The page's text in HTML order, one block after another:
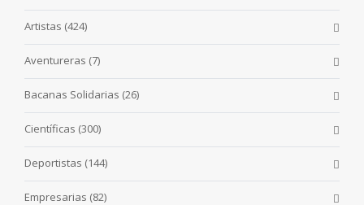
Artistas (424)
Aventureras (7)
Bacanas Solidarias (26)
Científicas (300)
Deportistas (144)
Empresarias (82)